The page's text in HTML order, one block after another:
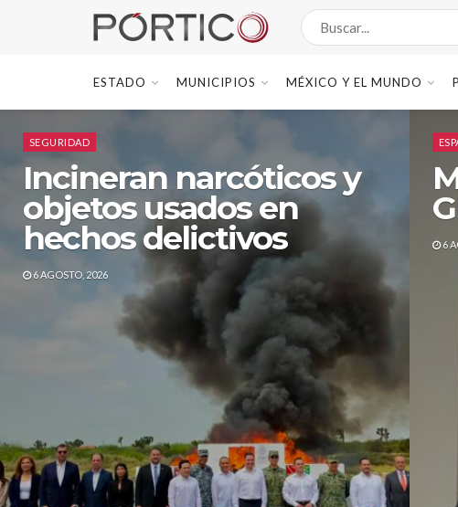
PÓRTICO
ESTADO MUNICIPIOS MÉXICO Y EL MUNDO
SEGURIDAD
Incineran narcóticos y
objetos usados en
hechos delictivos
6 AGOSTO, 2026
6